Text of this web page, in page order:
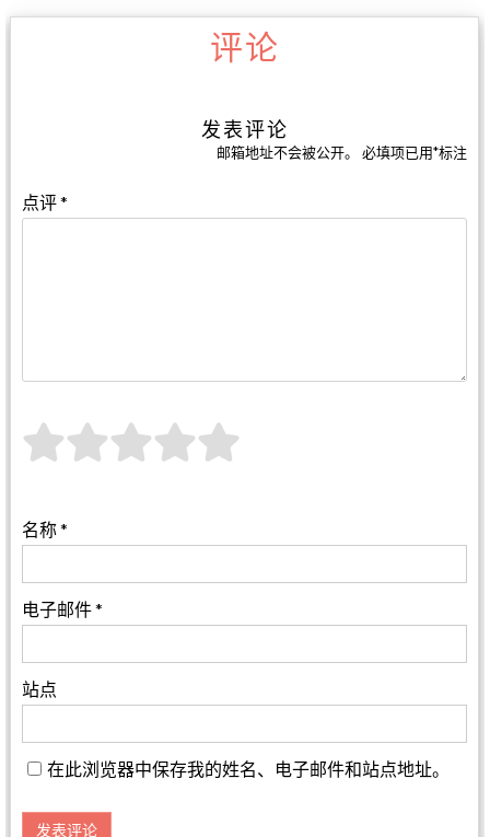
评论
发表评论
邮箱地址不会被公开。 必填项已用*标注
点评*
名称*
电子邮件*
站点
在此浏览器中保存我的姓名、电子邮件和站点地址。